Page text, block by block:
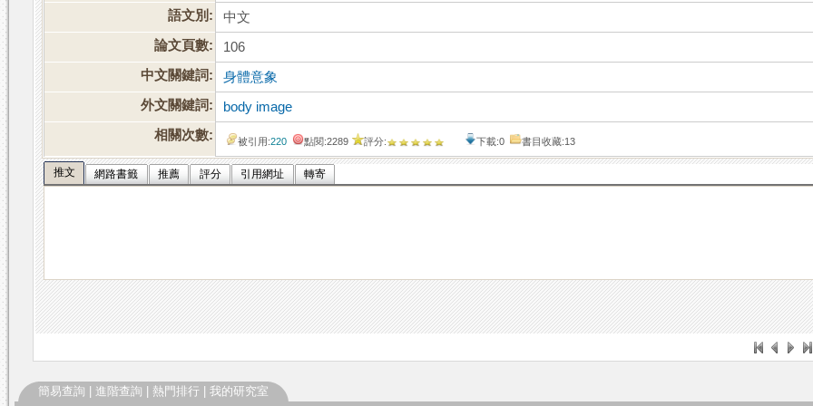
語文別:
中文
論文頁數:
106
中文關鍵詞:
身體意象
外文關鍵詞:
body image
相關次數:
被引用:220 點閱:2289 評分: 下載:0 書目收藏:13
推文 網路書籤 推薦 評分 引用網址 轉寄
簡易查詢 進階查詢 熱門排行 我的研究室